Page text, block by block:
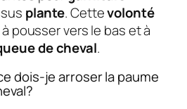
plante. Cettevolonté
pousser vers le bas et à
de cheval.
dois-je arroser la paume